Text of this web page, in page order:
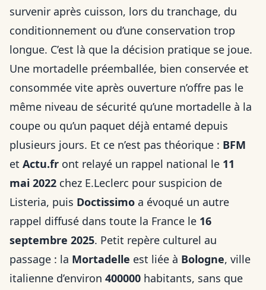
survenir après cuisson, lors du tranchage, du
conditionnement ou d’une conservation trop
longue. C’est là que la décision pratique se joue.
Une mortadelle préemballée, bien conservée et
consommée vite après ouverture n’offre pas le
même niveau de sécurité qu’une mortadelle à la
coupe ou qu’un paquet déjà entamé depuis
plusieurs jours. Et ce n’est pas théorique : BFM
et Actu.fr ont relayé un rappel national le 11
mai 2022 chez E.Leclerc pour suspicion de
Listeria, puis Doctissimo a évoqué un autre
rappel diffusé dans toute la France le 16
septembre 2025. Petit repère culturel au
passage : la Mortadelle est liée à Bologne, ville
italienne d’environ 400000 habitants, sans que